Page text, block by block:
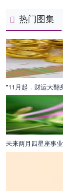
热门图集
"11月起，财运大翻
未来两月四星座事